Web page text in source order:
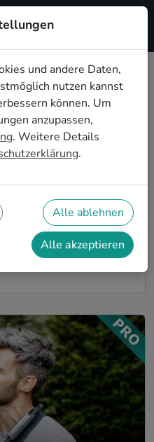
den
eurer Hochzeit in
und stimmungsvolle
und den Hochzeits-
abrunden.
funktioniert's!
und andere Daten,
nutzen kannst
können. Um
anzupassen,
. Weitere Details
.
Alle ablehnen
Alle akzeptieren